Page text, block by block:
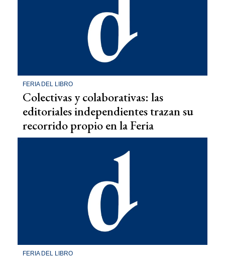
FERIA DEL LIBRO
Colectivas y colaborativas: las
editoriales independientes trazan su
recorrido propio en la Feria
FERIA DEL LIBRO